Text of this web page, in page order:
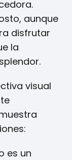
aunque
disfrutar
la
visual
es un